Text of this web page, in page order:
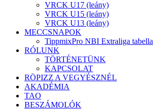
VRCK U17 (leány)
VRCK U15 (leány)
VRCK U13 (leány)
MECCSNAPOK
TippmixPro NBI Extraliga tabella
RÓLUNK
TÖRTÉNETÜNK
KAPCSOLAT
RÖPIZZ A VEGYÉSZNÉL
AKADÉMIA
TAO
BESZÁMOLÓK